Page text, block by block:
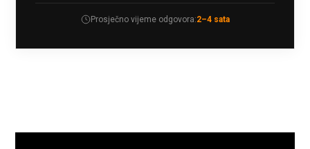
Prosječno vijeme odgovora:2–4 sata